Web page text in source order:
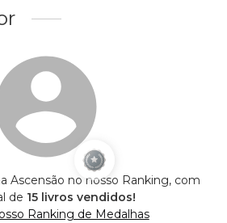
Ascensão no nosso Ranking, com
de 15 livros vendidos!
Ranking de Medalhas